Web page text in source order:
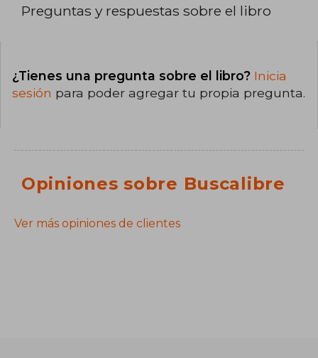
Preguntas y respuestas sobre el libro
¿Tienes una pregunta sobre el libro? Inicia
sesión para poder agregar tu propia pregunta.
Opiniones sobre Buscalibre
Ver más opiniones de clientes